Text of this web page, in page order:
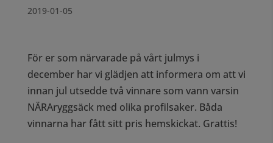
2019-01-05
För er som närvarade på vårt julmys i
december har vi glädjen att informera om att vi
innan jul utsedde två vinnare som vann varsin
NÄRAryggsäck med olika profilsaker. Båda
vinnarna har fått sitt pris hemskickat. Grattis!